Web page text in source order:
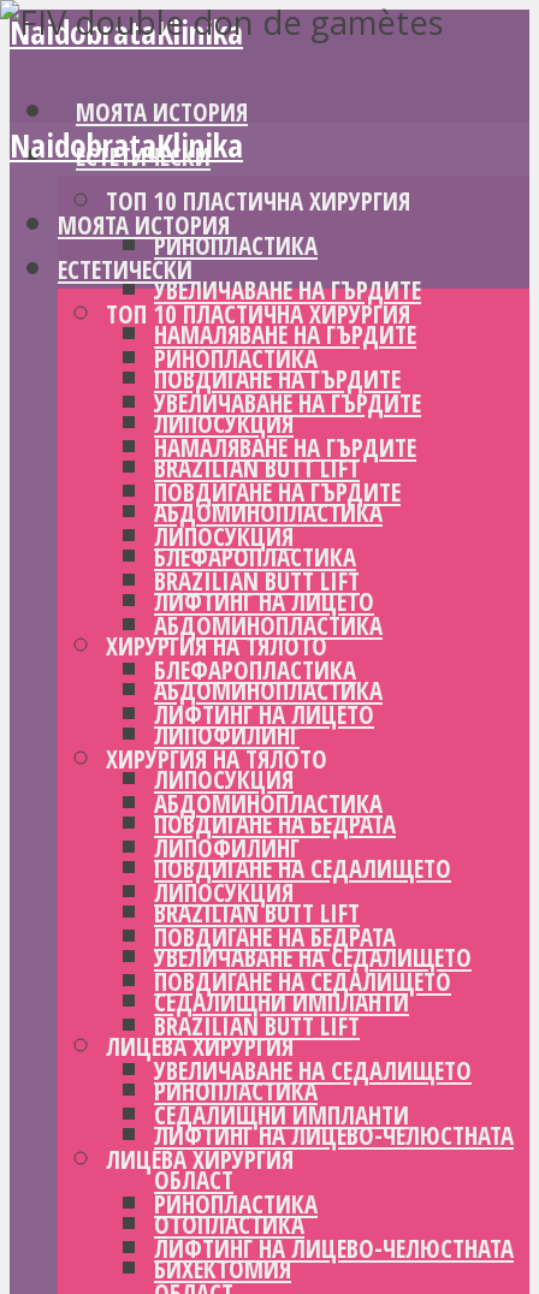
NaidobrataKlinika
МОЯТА ИСТОРИЯ
ЕСТЕТИЧЕСКИ
ТОП 10 ПЛАСТИЧНА ХИРУРГИЯ
РИНОПЛАСТИКА
УВЕЛИЧАВАНЕ НА ГЪРДИТЕ
НАМАЛЯВАНЕ НА ГЪРДИТЕ
ПОВДИГАНЕ НА ГЪРДИТЕ
ЛИПОСУКЦИЯ
BRAZILIAN BUTT LIFT
АБДОМИНОПЛАСТИКА
БЛЕФАРОПЛАСТИКА
ЛИФТИНГ НА ЛИЦЕТО
ХИРУРГИЯ НА ТЯЛОТО
АБДОМИНОПЛАСТИКА
ЛИПОФИЛИНГ
ЛИПОСУКЦИЯ
ПОВДИГАНЕ НА БЕДРАТА
ПОВДИГАНЕ НА СЕДАЛИЩЕТО
BRAZILIAN BUTT LIFT
УВЕЛИЧАВАНЕ НА СЕДАЛИЩЕТО
СЕДАЛИЩНИ ИМПЛАНТИ
ЛИЦЕВА ХИРУРГИЯ
РИНОПЛАСТИКА
ЛИФТИНГ НА ЛИЦЕВО-ЧЕЛЮСТНАТА
ОБЛАСТ
ОТОПЛАСТИКА
БИХЕКТОМИЯ
NaidobrataKlinika
МОЯТА ИСТОРИЯ
ЕСТЕТИЧЕСКИ
ТОП 10 ПЛАСТИЧНА ХИРУРГИЯ
РИНОПЛАСТИКА
УВЕЛИЧАВАНЕ НА ГЪРДИТЕ
НАМАЛЯВАНЕ НА ГЪРДИТЕ
ПОВДИГАНЕ НА ГЪРДИТЕ
ЛИПОСУКЦИЯ
BRAZILIAN BUTT LIFT
АБДОМИНОПЛАСТИКА
БЛЕФАРОПЛАСТИКА
ЛИФТИНГ НА ЛИЦЕТО
ХИРУРГИЯ НА ТЯЛОТО
АБДОМИНОПЛАСТИКА
ЛИПОФИЛИНГ
ЛИПОСУКЦИЯ
ПОВДИГАНЕ НА БЕДРАТА
ПОВДИГАНЕ НА СЕДАЛИЩЕТО
BRAZILIAN BUTT LIFT
УВЕЛИЧАВАНЕ НА СЕДАЛИЩЕТО
СЕДАЛИЩНИ ИМПЛАНТИ
ЛИЦЕВА ХИРУРГИЯ
РИНОПЛАСТИКА
ЛИФТИНГ НА ЛИЦЕВО-ЧЕЛЮСТНАТА